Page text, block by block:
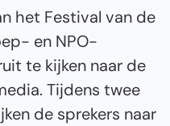
het Festival van de
en NPO-
te kijken naar de
Tijdens twee
de sprekers naar